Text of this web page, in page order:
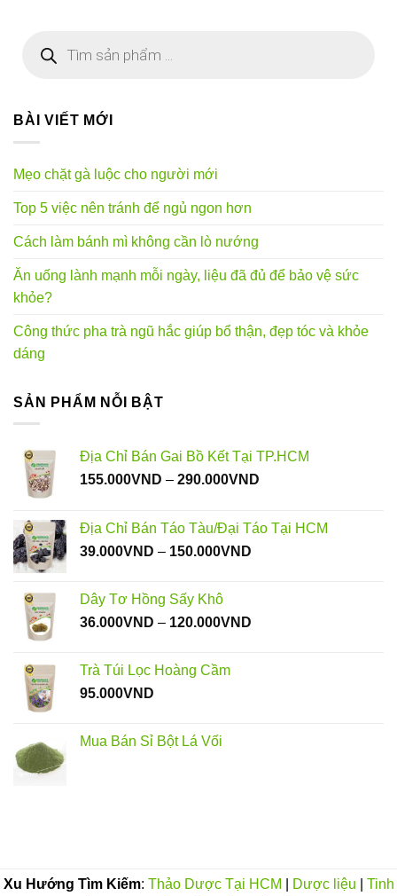
kiếm
BÀI VIẾT MỚI
Mẹo chặt gà luộc cho người mới
Top 5 việc nên tránh để ngủ ngon hơn
Cách làm bánh mì không cần lò nướng
Ăn uống lành mạnh mỗi ngày, liệu đã đủ để bảo vệ sức
khỏe?
Công thức pha trà ngũ hắc giúp bổ thận, đẹp tóc và khỏe
dáng
SẢN PHẨM NỖI BẬT
Địa Chỉ Bán Gai Bồ Kết Tại TP.HCM
155.000VND – 290.000VND
155.000VND
Địa Chỉ Bán Táo Tàu/Đại Táo Tại HCM
39.000VND – 150.000VND
Dây Tơ Hồng Sấy Khô
36.000VND – 120.000VND
Trà Túi Lọc Hoàng Cầm
95.000VND
Mua Bán Sỉ Bột Lá Vối
Xu Hướng Tìm Kiếm: Thảo Dược Tại HCM Dược liệu
Tinh